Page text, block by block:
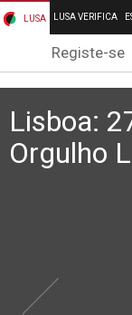
LUSA LUSA VERIFICA
Registe-se
Lisboa:
Orgulho